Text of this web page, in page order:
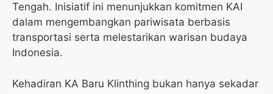
Tengah. Inisiatif ini menunjukkan komitmen KAI
dalam mengembangkan pariwisata berbasis
transportasi serta melestarikan warisan budaya
Indonesia.
Kehadiran KA Baru Klinthing bukan hanya sekadar